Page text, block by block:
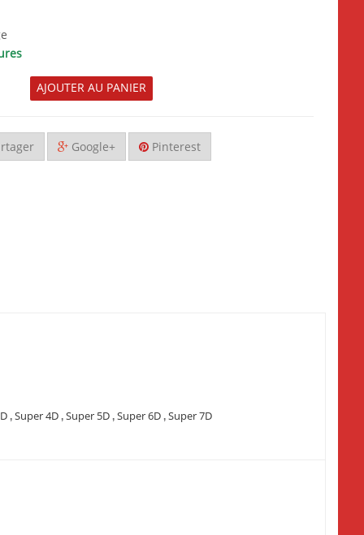
AJOUTER AU PANIER
Google+ Pinterest
, Super 4D , Super 5D , Super 6D , Super 7D